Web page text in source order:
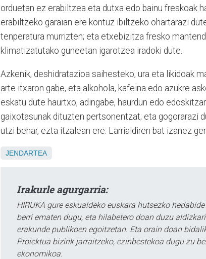
orduetan ez erabiltzea eta dutxa edo bainu freskoak
erabiltzeko garaian ere kontuz ibiltzeko ohartarazi
tenperatura murrizten; eta etxebizitza fresko
klimatizatutako guneetan igarotzea iradoki dute.
Azkenik, deshidratazioa saihesteko, ura eta likidoak
arte itxaron gabe, eta alkohola, kafeina edo azukre
eskatu dute haurtxo, adingabe, haurdun edo
gaixotasunak dituzten pertsonentzat; eta gogorarazi
utzi behar, ezta itzalean ere. Larrialdiren bat izanez
JENDARTEA
Irakurle agurgarria:
HIRUKA gure eskualdeko euskara hutsezko
berri ematen dugu, eta hilabetero doan duzu
erakunde publikoen egoitzetan. Eta orain doan
Proiektua bizirik jarraitzeko, ezinbestekoa dugu zu
ekonomikoa.